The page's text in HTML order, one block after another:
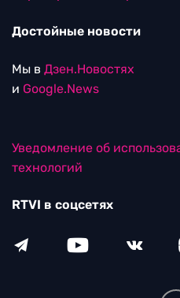
Достойные новости
Мы в Дзен.Новостях
и Google.News
Уведомление об
технологий
RTVI в соцсетях